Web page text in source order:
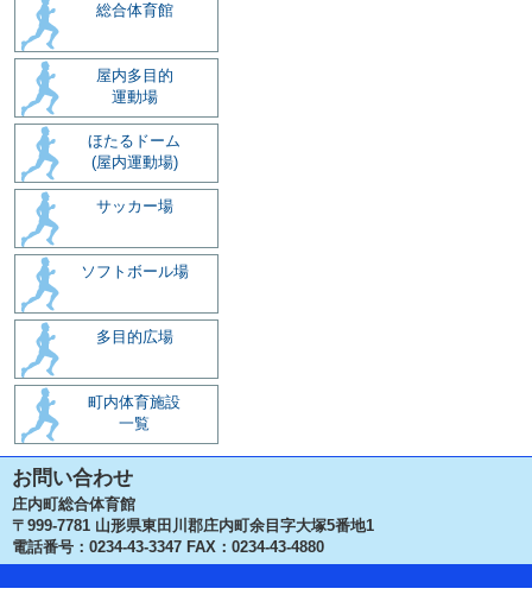
総合体育館
屋内多目的
運動場
ほたるドーム
(屋内運動場)
サッカー場
ソフトボール場
多目的広場
町内体育施設
一覧
お問い合わせ
庄内町総合体育館
〒999-7781 山形県東田川郡庄内町余目字大塚5番地1
電話番号：0234-43-3347 FAX：0234-43-4880